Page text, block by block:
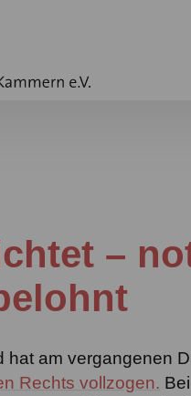
–
hat am vergangenen
Rechts vollzogen.